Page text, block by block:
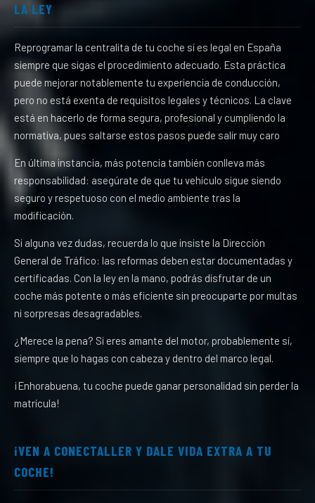
LA LEY
Reprogramar la centralita de tu coche sí es legal en España
siempre que sigas el procedimiento adecuado. Esta práctica
puede mejorar notablemente tu experiencia de conducción,
pero no está exenta de requisitos legales y técnicos. La clave
está en hacerlo de forma segura, profesional y cumpliendo la
normativa, pues saltarse estos pasos puede salir muy caro
En última instancia, más potencia también conlleva más
responsabilidad: asegúrate de que tu vehículo sigue siendo
seguro y respetuoso con el medio ambiente tras la
modificación.
Si alguna vez dudas, recuerda lo que insiste la Dirección
General de Tráfico: las reformas deben estar documentadas y
certificadas. Con la ley en la mano, podrás disfrutar de un
coche más potente o más eficiente sin preocuparte por multas
ni sorpresas desagradables.
¿Merece la pena? Si eres amante del motor, probablemente sí,
siempre que lo hagas con cabeza y dentro del marco legal.
¡Enhorabuena, tu coche puede ganar personalidad sin perder la
matrícula!
¡VEN A CONECTALLER Y DALE VIDA EXTRA A TU
COCHE!